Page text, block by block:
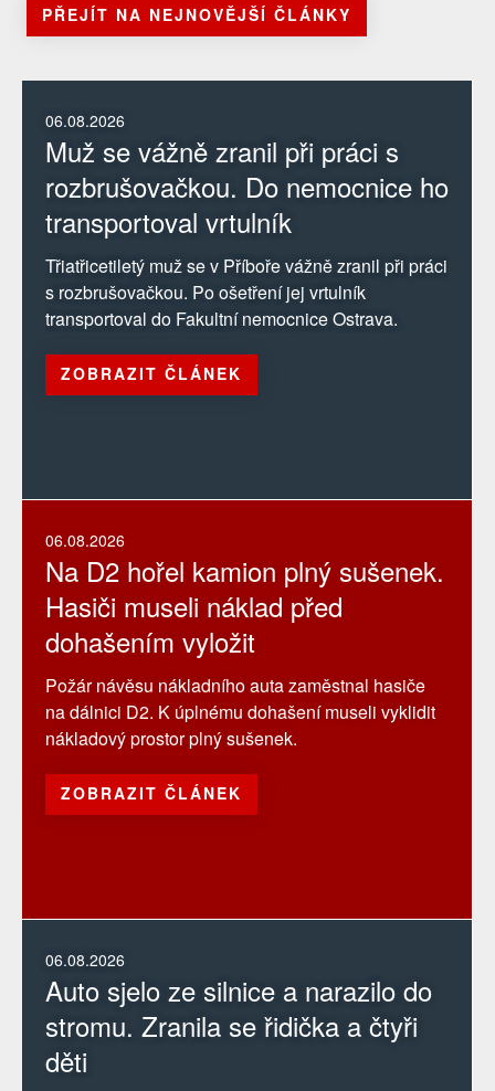
PŘEJÍT NA NEJNOVĚJŠÍ ČLÁNKY
06.08.2026
Muž se vážně zranil při práci s
rozbrušovačkou. Do nemocnice ho
transportoval vrtulník
Třiatřicetiletý muž se v Příboře vážně zranil při práci
s rozbrušovačkou. Po ošetření jej vrtulník
transportoval do Fakultní nemocnice Ostrava.
ZOBRAZIT ČLÁNEK
06.08.2026
Auto sjelo ze silnice a narazilo do
stromu. Zranila se řidička a čtyři
děti
06.08.2026
Na D2 hořel kamion plný sušenek.
Hasiči museli náklad před
dohašením vyložit
Požár návěsu nákladního auta zaměstnal hasiče
na dálnici D2. K úplnému dohašení museli vyklidit
nákladový prostor plný sušenek.
ZOBRAZIT ČLÁNEK